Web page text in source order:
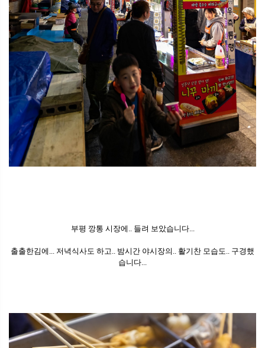
부평 깡통 시장에.. 들려 보았습니다...
출출한김에... 저녁식사도 하고.. 밤시간 야시장의.. 활기찬 모습도.. 구경했
습니다...